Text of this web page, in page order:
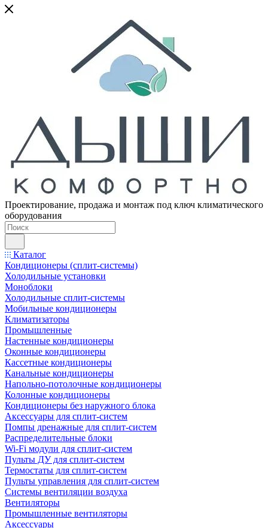
Проектирование, продажа и монтаж под ключ климатического
оборудования
Каталог
Кондиционеры (сплит-системы)
Холодильные установки
Моноблоки
Холодильные сплит-системы
Мобильные кондиционеры
Климатизаторы
Промышленные
Настенные кондиционеры
Оконные кондиционеры
Кассетные кондиционеры
Канальные кондиционеры
Напольно-потолочные кондиционеры
Колонные кондиционеры
Кондиционеры без наружного блока
Аксессуары для сплит-систем
Помпы дренажные для сплит-систем
Распределительные блоки
Wi-Fi модули для сплит-систем
Пульты ДУ для сплит-систем
Термостаты для сплит-систем
Пульты управления для сплит-систем
Системы вентиляции воздуха
Вентиляторы
Промышленные вентиляторы
Аксессуары